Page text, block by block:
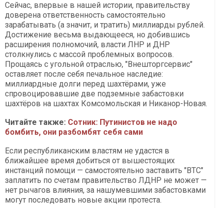
Сейчас, впервые в нашей истории, правительству
доверена ответственность самостоятельно
зарабатывать (а значит, и тратить) миллиарды рублей.
Достижение весьма выдающееся, но добившись
расширения полномочий, власти ЛНР и ДНР
столкнулись с массой проблемных вопросов.
Прощаясь с угольной отраслью, "Внешторгсервис"
оставляет после себя печальное наследие:
миллиардные долги перед шахтёрами, уже
спровоцировавшие две подземные забастовки
шахтёров на шахтах Комсомольская и Никанор-Новая.
Читайте также: Сотник: Путинистов не надо
бомбить, они разбомбят себя сами
Если республиканским властям не удастся в
ближайшее время добиться от вышестоящих
инстанций помощи — самостоятельно заставить "ВТС"
заплатить по счетам правительство ЛДНР не может —
нет рычагов влияния, за нашумевшими забастовками
могут последовать новые акции протеста.